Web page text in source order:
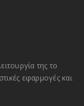
της το
εφαρμογές και